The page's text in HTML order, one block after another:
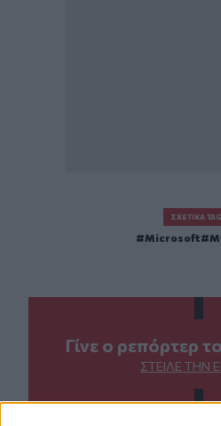
ΣΧΕΤΙΚΆ
Microsoft
Γίνε ο ρεπόρτερ
ΣΤΕΊΛΕ ΤΗΝ